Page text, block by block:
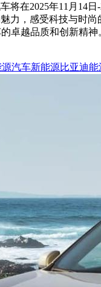
将在2025年11月14
力，感受科技与时
卓越品质和创新精
源汽车新能源比亚迪能